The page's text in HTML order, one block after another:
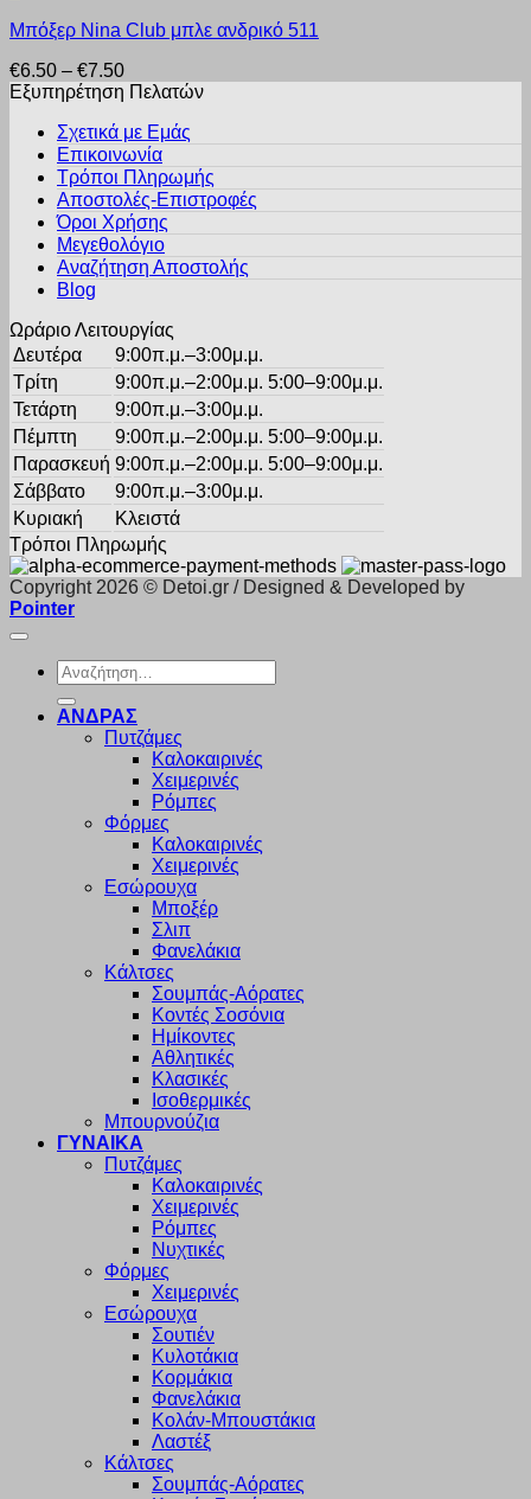
σελίδα
του
προϊόντος
επιλογές
να
επιλεγούν
σελίδα
προϊόντος
το
έχει
πολλαπλές
επιλογές
μπορούν
επιλεγούν
σελίδα
Μπόξερ Nina Club μπλε ανδρικό 511
€6.50 – €7.50Price
range:
through
€7.50
Εξυπηρέτηση Πελατών
Σχετικά με Εμάς
Επικοινωνία
Τρόποι Πληρωμής
Αποστολές-Επιστροφές
Όροι Χρήσης
Μεγεθολόγιο
Αναζήτηση Αποστολής
Blog
Ωράριο Λειτουργίας
Δευτέρα
9:00π.μ.–3:00μ.μ.
Τρίτη
9:00π.μ.–2:00μ.μ. 5:00–9:00μ.μ.
Τετάρτη
9:00π.μ.–3:00μ.μ.
Πέμπτη
9:00π.μ.–2:00μ.μ. 5:00–9:00μ.μ.
Παρασκευή 9:00π.μ.–2:00μ.μ. 5:00–9:00μ.μ.
Σάββατο
9:00π.μ.–3:00μ.μ.
Κυριακή
Κλειστά
Τρόποι Πληρωμής
Copyright 2026 © Detoi.gr / Designed & Developed by
Pointer
Αναζήτηση
για:
ΑΝΔΡΑΣ
Πυτζάμες
Καλοκαιρινές
Χειμερινές
Ρόμπες
Φόρμες
Καλοκαιρινές
Χειμερινές
Εσώρουχα
Μποξέρ
Σλιπ
Φανελάκια
Κάλτσες
Σουμπάς-Αόρατες
Κοντές Σοσόνια
Ημίκοντες
Αθλητικές
Κλασικές
Ισοθερμικές
Μπουρνούζια
ΓΥΝΑΙΚΑ
Πυτζάμες
Καλοκαιρινές
Χειμερινές
Ρόμπες
Νυχτικές
Φόρμες
Χειμερινές
Εσώρουχα
Σουτιέν
Κυλοτάκια
Κορμάκια
Φανελάκια
Κολάν-Μπουστάκια
Λαστέξ
Κάλτσες
Σουμπάς-Αόρατες